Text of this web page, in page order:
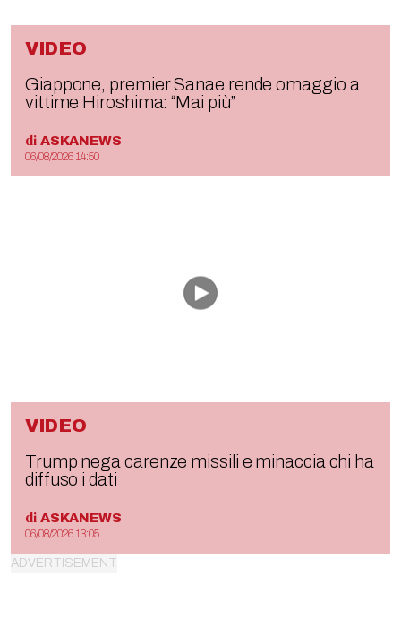
VIDEO
Giappone, premier Sanae rende omaggio a
vittime Hiroshima: “Mai più”
di ASKANEWS
06/08/2026 14:50
VIDEO
Trump nega carenze missili e minaccia chi ha
diffuso i dati
di ASKANEWS
06/08/2026 13:05